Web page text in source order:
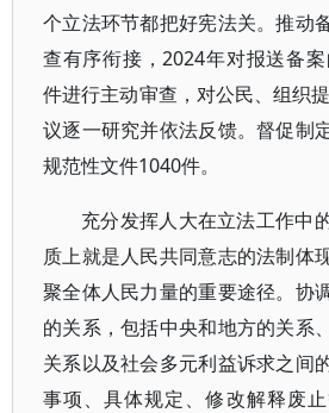
个立法环节都把好宪法关。推动
查有序衔接，2024年对报送备
件进行主动审查，对公民、组织
议逐一研究并依法反馈。督促制
规范性文件1040件。
充分发挥人大在立法工作中
质上就是人民共同意志的法制体
聚全体人民力量的重要途径。协
的关系，包括中央和地方的关系
关系以及社会多元利益诉求之间
事项、具体规定、修改解释废